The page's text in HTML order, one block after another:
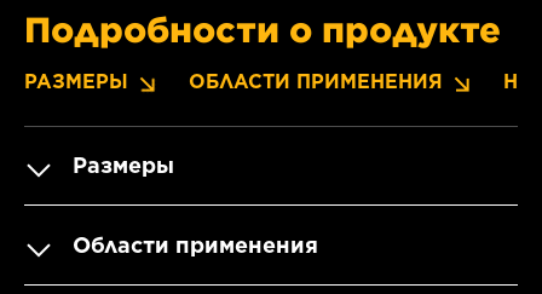
Подробности о продукте
РАЗМЕРЫ ОБЛАСТИ ПРИМЕНЕНИЯ
Размеры
Области применения